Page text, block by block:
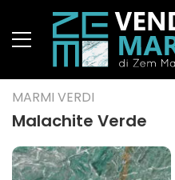
MARMI VERDI
Malachite Verde